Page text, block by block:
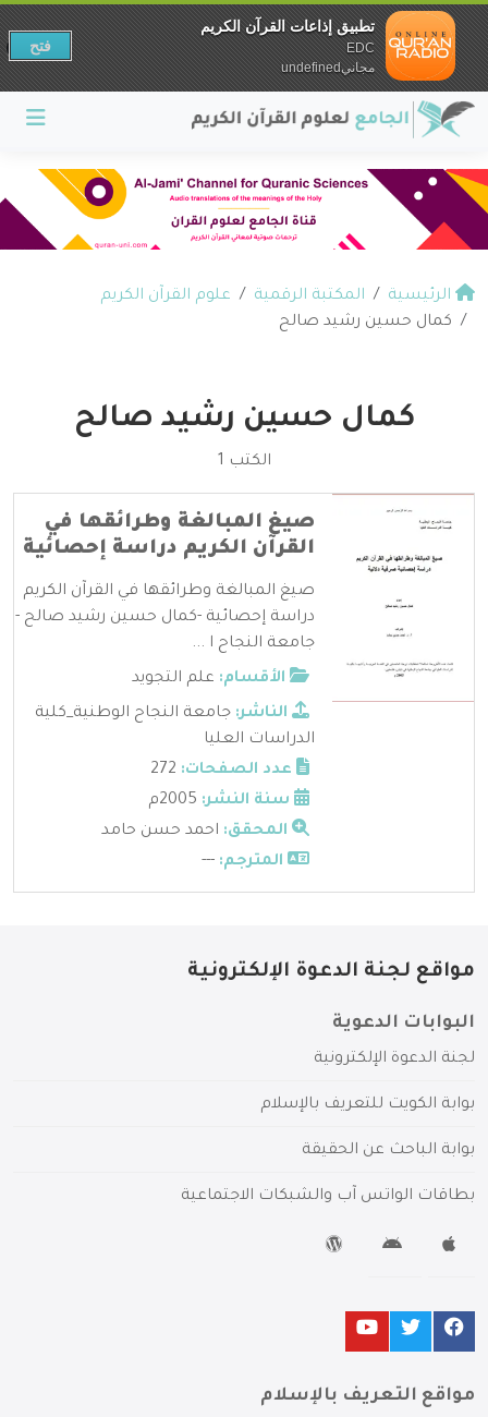
الرئيسية المكتبة الرقمية
علوم القرآن الكريم
كمال حسين رشيد صالح
كمال حسين رشيد صالح
الكتب 1
صيغ المبالغة وطرائقها في
القرآن الكريم دراسة إحصائية
صيغ المبالغة وطرائقها في القرآن الكريم
دراسة إحصائية -كمال حسين رشيد صالح -
جامعة النجاح ا ...
الأقسام: علم التجويد
الناشر: جامعة النجاح الوطنية_كلية
الدراسات العليا
عدد الصفحات:
سنة النشر:
المحقق: احمد حسن حامد
المترجم: ---
مواقع لجنة الدعوة الإلكترونية
البوابات الدعوية
لجنة الدعوة الإلكترونية
بوابة الكويت للتعريف بالإسلام
بوابة الباحث عن الحقيقة
بطاقات الواتس آب والشبكات الاجتماعية
مواقع التعريف بالإسلام
تطبيق إذاعات القرآن الكريم
EDC
مجانيundefined
فتح